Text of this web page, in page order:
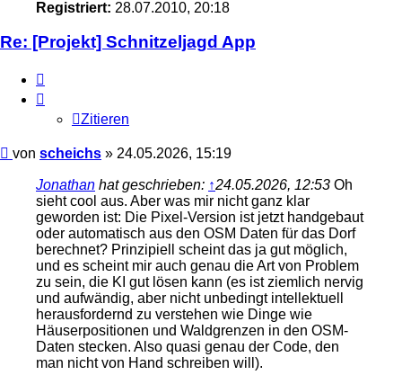
Registriert: 28.07.2010, 20:18
Re: [Projekt] Schnitzeljagd App
Zitieren
Beitrag
von scheichs » 24.05.2026, 15:19
Jonathan hat geschrieben: ↑24.05.2026, 12:53 Oh
sieht cool aus. Aber was mir nicht ganz klar
geworden ist: Die Pixel-Version ist jetzt handgebaut
oder automatisch aus den OSM Daten für das Dorf
berechnet? Prinzipiell scheint das ja gut möglich,
und es scheint mir auch genau die Art von Problem
zu sein, die KI gut lösen kann (es ist ziemlich nervig
und aufwändig, aber nicht unbedingt intellektuell
herausfordernd zu verstehen wie Dinge wie
Häuserpositionen und Waldgrenzen in den OSM-
Daten stecken. Also quasi genau der Code, den
man nicht von Hand schreiben will).